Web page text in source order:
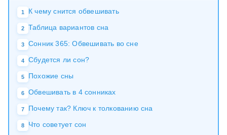
1 К чему снится обвешивать
2 Таблица вариантов сна
3 Сонник 365: Обвешивать во сне
4 Сбудется ли сон?
5 Похожие сны
6 Обвешивать в 4 сонниках
7 Почему так? Ключ к толкованию сна
8 Что советует сон